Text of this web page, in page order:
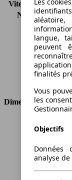
Vitesse maximale
Nombre de
Couple
Cylindrée
Carburant
Cylindres
Transmission
Type de
Dimensions
Charge
langue,
peuvent
finalités
Vous
les
Objectifs
Données
analyse de